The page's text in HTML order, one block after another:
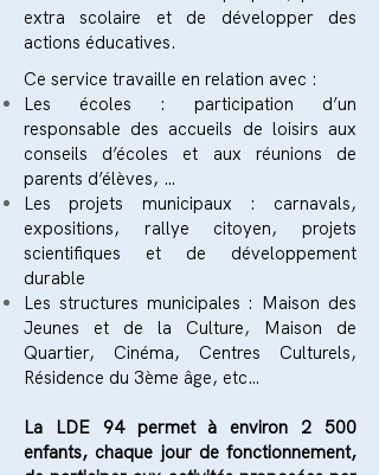
extra scolaire et de développer des
actions éducatives.
Ce service travaille en relation avec :
Les écoles : participation d’un
responsable des accueils de loisirs aux
conseils d’écoles et aux réunions de
parents d’élèves, …
Les projets municipaux : carnavals,
expositions, rallye citoyen, projets
scientifiques et de développement
durable
Les structures municipales : Maison des
Jeunes et de la Culture, Maison de
Quartier, Cinéma, Centres Culturels,
Résidence du 3ème âge, etc…
La LDE 94 permet à environ 2 500
enfants, chaque jour de fonctionnement,